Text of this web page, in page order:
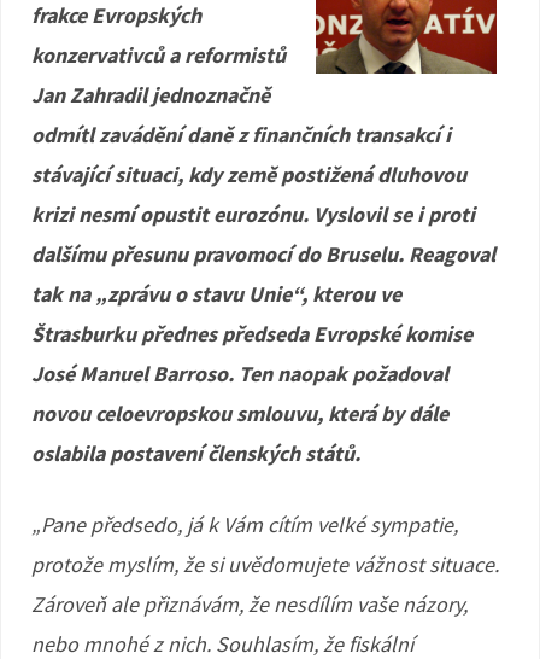
o e
frakce Evropských
konzervativců a reformistů
Jan Zahradil jednoznačně
odmítl zavádění daně z finančních transakcí i
stávající situaci, kdy země postižená dluhovou
krizi nesmí opustit eurozónu. Vyslovil se i proti
dalšímu přesunu pravomocí do Bruselu. Reagoval
tak na „zprávu o stavu Unie“, kterou ve
Štrasburku přednes předseda Evropské komise
José Manuel Barroso. Ten naopak požadoval
novou celoevropskou smlouvu, která by dále
oslabila postavení členských států.
„Pane předsedo, já k Vám cítím velké sympatie,
protože myslím, že si uvědomujete vážnost situace.
Zároveň ale přiznávám, že nesdílím vaše názory,
nebo mnohé z nich. Souhlasím, že fiskální